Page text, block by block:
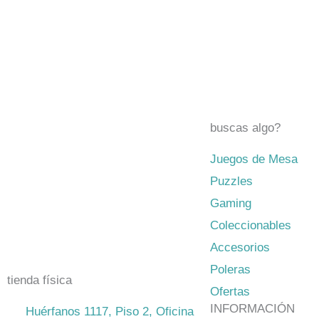
tienda física
Huérfanos 1117, Piso 2, Oficina
buscas algo?
Juegos de Mesa
Puzzles
Gaming
Coleccionables
Accesorios
Poleras
Ofertas
INFORMACIÓN